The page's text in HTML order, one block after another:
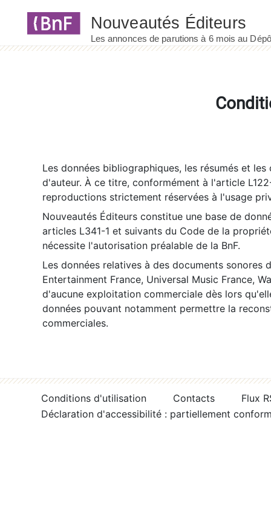
Les données bibliographiques, les résumés et
d'auteur. À ce titre, conformément à l'article
reproductions strictement réservées à l'usage
Nouveautés Éditeurs constitue une base de
articles L341-1 et suivants du Code de la
nécessite l'autorisation préalable de la BnF.
Les données relatives à des documents sonores
Entertainment France, Universal Music France,
d'aucune exploitation commerciale dès lors
données pouvant notamment permettre la
commerciales.
Conditions d'utilisation Contacts
Flux
Déclaration d'accessibilité : partiellement